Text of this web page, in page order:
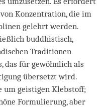
Konzentration, die im
gelehrt werden.
buddhistisch,
Traditionen
das für gewöhnlich als
übersetzt wird.
um geistigen Klebstoff;
Formulierung, aber